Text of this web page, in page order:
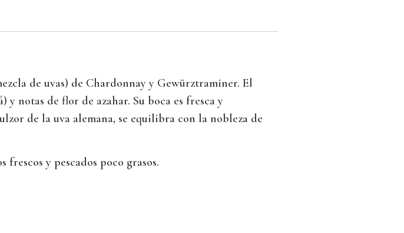
de uvas) de Chardonnay y Gewürztraminer. El
notas de flor de azahar. Su boca es fresca y
de la uva alemana, se equilibra con la nobleza de
y pescados poco grasos.